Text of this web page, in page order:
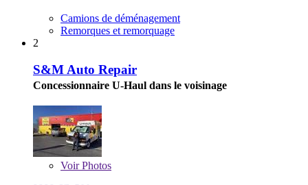
Camions de déménagement
Remorques et remorquage
2
S&M Auto Repair
Concessionnaire U-Haul dans le voisinage
VoirPhotos